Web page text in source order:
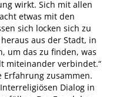
wirkt. Sich mit allen
etwas mit den
sich locken sich zu
aus der Stadt, in
um das zu finden, was
miteinander verbindet.“
Erfahrung zusammen.
Dialog in